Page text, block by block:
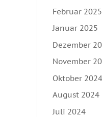
Februar 2025
Januar 2025
Dezember
November
Oktober 2024
August 2024
Juli 2024